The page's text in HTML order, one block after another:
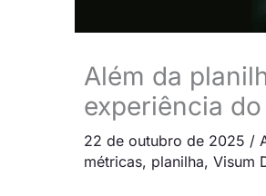
Além da
experiência
22 de outubro de 2025 /
métricas, planilha, Visum